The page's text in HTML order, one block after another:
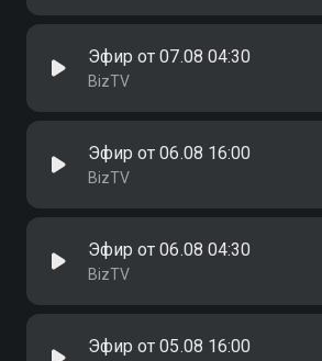
Эфир от 07.08 04:30
BizTV
Эфир от 06.08 16:00
BizTV
Эфир от 06.08 04:30
BizTV
Эфир от 05.08 16:00